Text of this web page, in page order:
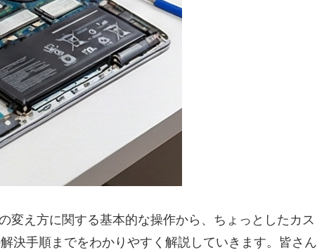
変え方に関する基本的な操作から、ちょっとしたカス
決手順までをわかりやすく解説していきます。皆さん